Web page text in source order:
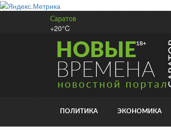
Саратов
+20°C
ПОЛИТИКА ЭКОНОМИКА